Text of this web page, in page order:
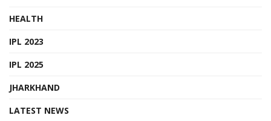
HEALTH
IPL 2023
IPL 2025
JHARKHAND
LATEST NEWS